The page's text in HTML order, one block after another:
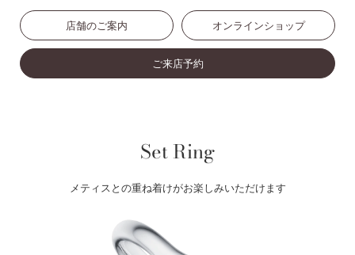
店舗のご案内 オンラインショップ
ご来店予約
Set Ring
メティスとの重ね着けがお楽しみいただけます